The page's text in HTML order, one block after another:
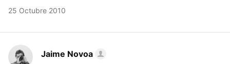
25 Octubre 2010
Jaime Novoa